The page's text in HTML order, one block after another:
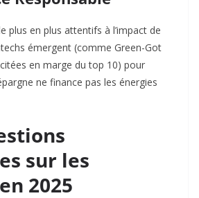
plus en plus attentifs à l’impact de
émergent (comme Green-Got
en marge du top 10) pour
ne finance pas les énergies
sur les
2025